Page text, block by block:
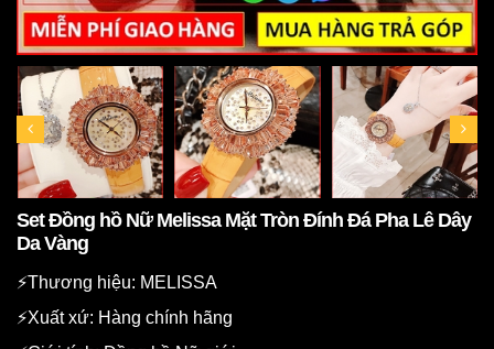
Set Đồng hồ Nữ Melissa Mặt Tròn Đính Đá Pha Lê Dây
Da Vàng
⚡️Thương hiệu: MELISSA
⚡️Xuất xứ: Hàng chính hãng